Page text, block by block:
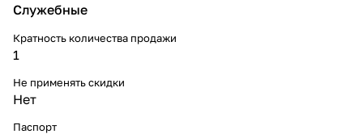
Служебные
Кратность количества продажи
1
Не применять скидки
Нет
Паспорт